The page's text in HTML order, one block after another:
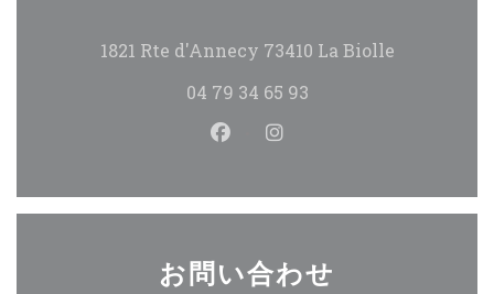
1821 Rte d'Annecy 73410 La Biolle((新しいウ
04 79 34 65 93
Facebook ((新しいウィンドウ
Instagram ((新しいウ
お問い合わせ